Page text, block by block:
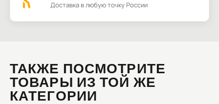
Доставка в любую точку России
ТАКЖЕ ПОСМОТРИТЕ
ТОВАРЫ ИЗ ТОЙ ЖЕ
КАТЕГОРИИ